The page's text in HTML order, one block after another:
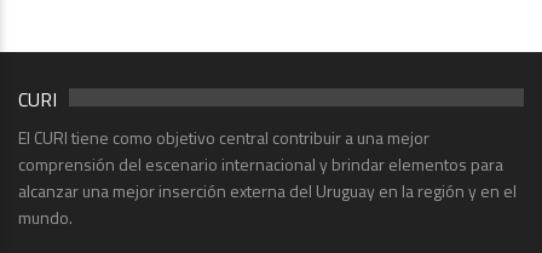
CURI
El CURI tiene como objetivo central contribuir a una mejor
comprensión del escenario internacional y brindar elementos para
alcanzar una mejor inserción externa del Uruguay en la región y en el
mundo.